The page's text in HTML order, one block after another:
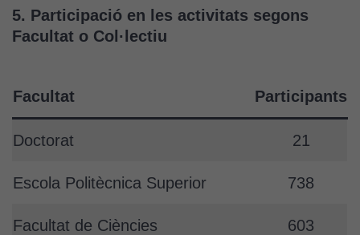
5. Participació en les activitats segons
Facultat o Col·lectiu
Facultat Participants
Doctorat 21
Escola Politècnica Superior 738
Facultat de Ciències 603
permet més
Necessàries
incrustats com
Genially, etc...